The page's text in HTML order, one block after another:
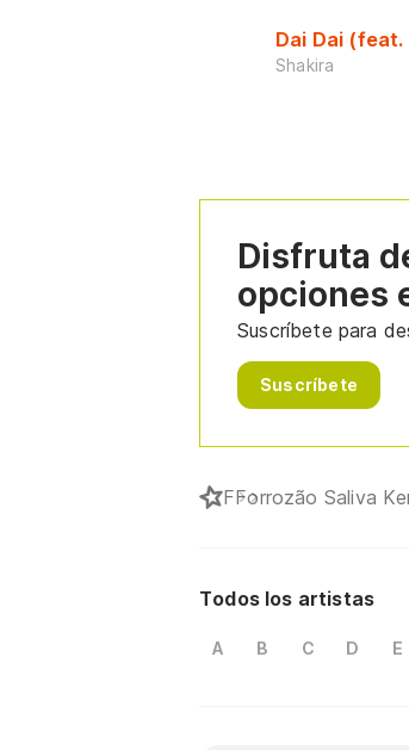
Dai Dai (feat.
Shakira
Disfruta
opciones
Suscríbete para
Suscríbete
FForrozão Saliva
Todos los artistas
A B C D E